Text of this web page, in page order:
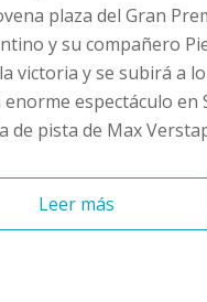
plaza del Gran
y su compañero
victoria y se subirá a
espectáculo en
pista de Max
Leer más